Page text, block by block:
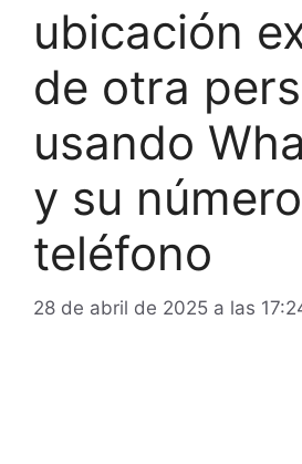
ubicación
de otra
usando
y su
teléfono
28 de abril de 2025 a las